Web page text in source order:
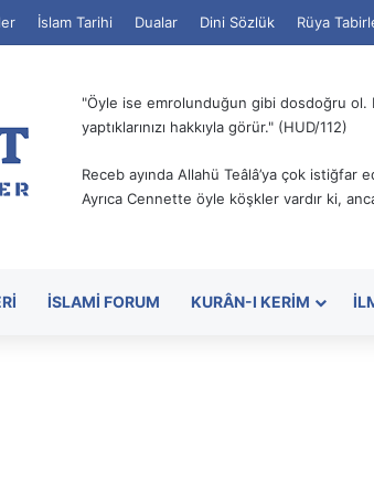
İslam Tarihi Dualar Dini Sözlük Rüya
"Öyle ise emrolunduğun gibi dosdoğru ol.
yaptıklarınızı hakkıyla görür." (HUD/112)
Receb ayında Allahü Teâlâ’ya çok istiğfar
Ayrıca Cennette öyle köşkler vardır ki,
İSLAMI FORUM KURÂN-I KERIM